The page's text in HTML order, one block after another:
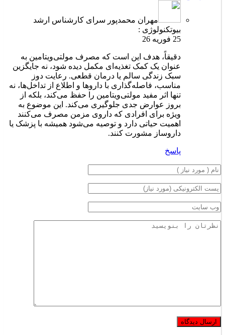
مهران محمدپور سرای کارشناس ارشد
بیوتکنولوژی :
25 فوریه 26
دقیقاً، هدف این است که مصرف مولتی‌ویتامین به
عنوان یک کمک تغذیه‌ای مکمل دیده شود، نه جایگزین
سبک زندگی سالم یا درمان قطعی. رعایت دوز
مناسب، فاصله‌گذاری با داروها و اطلاع از تداخل‌ها، نه
تنها اثر مفید مولتی‌ویتامین را حفظ می‌کند، بلکه از
بروز عوارض جدی جلوگیری می‌کند. این موضوع به
ویژه برای افرادی که داروی مزمن مصرف می‌کنند
اهمیت حیاتی دارد و توصیه می‌شود همیشه با پزشک یا
داروساز مشورت کنند.
پاسخ